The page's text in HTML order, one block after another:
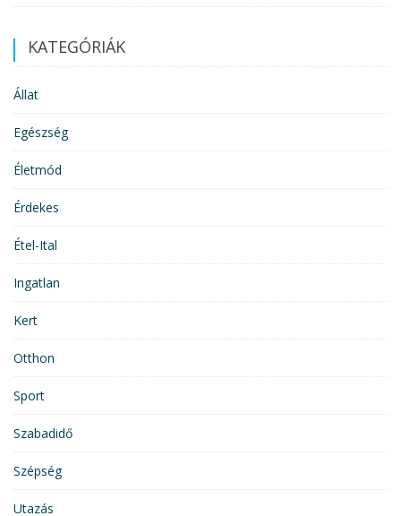
KATEGÓRIÁK
Állat
Egészség
Életmód
Érdekes
Étel-Ital
Ingatlan
Kert
Otthon
Sport
Szabadidő
Szépség
Utazás